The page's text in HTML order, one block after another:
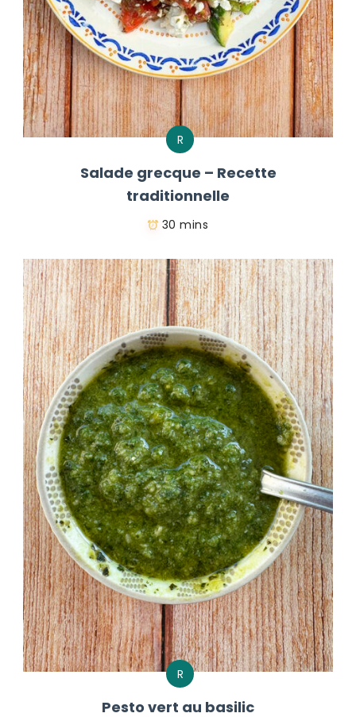
R
Salade grecque – Recette
traditionnelle
30 mins
R
Pesto vert au basilic